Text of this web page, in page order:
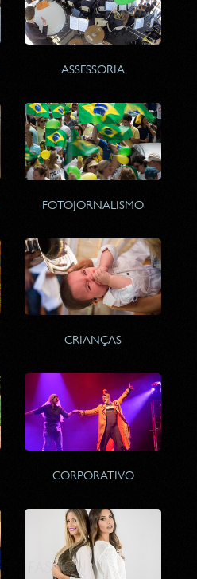
ASSESSORIA
FOTOJORNALISMO
CRIANÇAS
CORPORATIVO